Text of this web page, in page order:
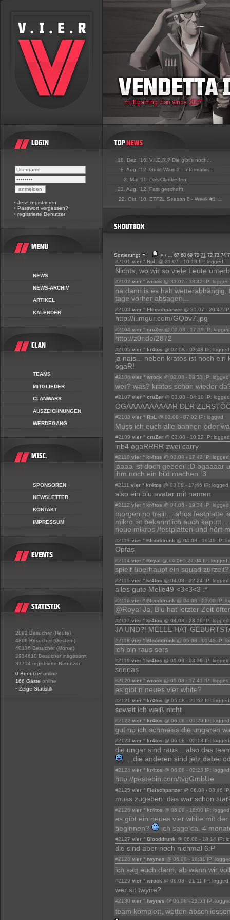
• Jetzt registrieren
• Passwort vergessen?
• registrierte Benutzer
NEWS
NEWS-ARCHIV
ARTIKEL
KALENDER
TEAMS
MITGLIEDER
CLANWARS
AUSZEICHNUNGEN
WERDEGANG
SPONSOREN
NEWSLETTER
KONTAKT
IMPRESSUM
2092 Besucher (Heute)
4806 Besucher (Gestern)
40136 Besucher (Monat)
3934610 Besucher insgesamt
37714 registrierte Benutzer
0 Benutzer online
166 Gäste online
• Zeige Statistik
18. Dez. '16: V.I.E.R.? Die gibt's noch...
8. Aug. '12: Guild Wars 2 - Informatio...
3. Mai '11: Das Clantreffen
23. Aug. '12: Fast geschafft
22. Okt. '10: ETF2L Season 8 - Week #1 ...
Sortierung: « ‹ ... 67 68 69 70 71 72 73 74
#2101 vier ° RpL @ 31.07 - 10:18 IP: logged
Nichts, wo wir so viele Leute
#2102 vier ° wrock @ 31.07 - 18:42 IP: logged
na dann is es halt
tage vorher absagen...
#2103 vier ° Fleischpanzer @ 31.07 - 20:47
http://i.imgur.com/GQbv7.jpg
#2104 vier ° cruZer @ 01.08 - 17:19 IP: logged
http://z0r.de/2872
#2105 vier ° kr4tos @ 02.08 - 03:43 IP: logged
ja nais... neben kratos ist noch
ogaR!
#2106 vier ° wrock @ 02.08 - 08:33 IP: logged
wer? was? kratos schon wieder
#2107 vier ° cruZer @ 03.08 - 04:10 IP: logged
OGAAAAAAAAAAR DER
#2108 vier ° RpL @ 03.08 - 07:02 IP: logged
Muss ich euch alle bannen oder
#2109 vier ° cruZer @ 03.08 - 10:22 IP: logged
inb4 ogaRRRR zwei carry
#2110 vier ° kr4tos @ 03.08 - 17:42 IP: logged
jaaaa ist doch geeeeil :D ogaaaar
ihm noch ein bild machen :3
#2111 vier ° kr4tos @ 03.08 - 17:46 IP: logged
also ein blu avatar mit namen
#2112 vier ° kr4tos @ 04.08 - 19:34 IP: logged
morgen no train... afros festplatte
mikro ist bekanntlich auch
neue mikros /festplatten und hört
#2113 vier ° Blooddrunk @ 04.08 - 19:49 IP:
Opfas
#2114 vier ° Royal @ 04.08 - 22:04 IP: logged
spielt überhaupt ein squad
#2115 vier ° kr4tos @ 04.08 - 22:24 IP: logged
alles gute Melle49 <3<3<3 :*
#2116 vier ° Blooddrunk @ 04.08 - 23:00 IP:
@Royal Ja, Blu hat letzter Zeit
#2117 vier ° kr4tos @ 04.08 - 23:19 IP: logged
JA UND?! MELLE HAT
#2118 vier ° Blooddrunk @ 05.08 - 01:45 IP:
ich bin raus sers
#2119 vier ° kr4tos @ 05.08 - 03:36 IP: logged
seeeas
#2120 vier ° wrock @ 05.08 - 17:41 IP: logged
es gibt n neues vier white?
#2121 vier ° kr4tos @ 05.08 - 21:52 IP: logged
soweit ich weiß nicht
#2122 vier ° kr4tos @ 06.08 - 01:29 IP: logged
gut np ich schmeiss die ungaren
#2123 vier ° kr4tos @ 06.08 - 02:13 IP: logged
die ungar sind raus... also das
... die anderen sind jetz dabei
#2124 vier ° kr4tos @ 06.08 - 02:23 IP: logged
http://pastebin.com/tvgGmbUe
#2125 vier ° Fleischpanzer @ 06.08 - 08:46
muss zugeben: das war schon
#2126 vier ° kr4tos @ 06.08 - 18:00 IP: logged
es gibt ein neues vier white mit
beginnen?
ich sage ca. 4
#2127 vier ° Blooddrunk @ 06.08 - 18:14 IP:
die sind aber noch nichmal 6:P
#2128 vier ° twynes @ 06.08 - 18:31 IP:
ich sag euch dann, ab wann wir
#2129 vier ° wrock @ 06.08 - 21:11 IP: logged
wer sit twyne?
#2130 vier ° twynes @ 06.08 - 22:53 IP:
team komplett, wetten